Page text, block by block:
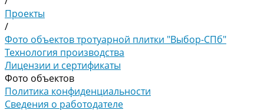
Проекты
/
Фото объектов тротуарной плитки "Выбор-СПб"
Технология производства
Лицензии и сертификаты
Фото объектов
Политика конфиденциальности
Сведения о работодателе